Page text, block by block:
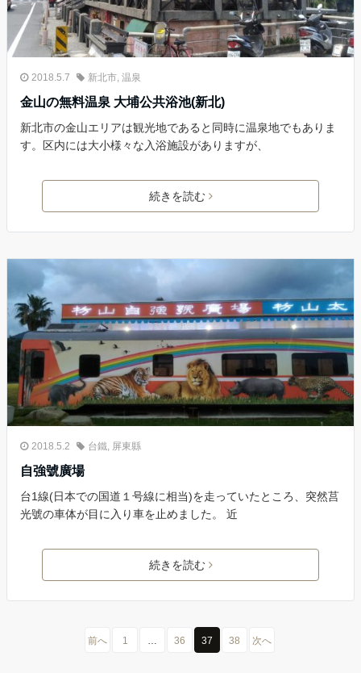
2018.5.7 新北市 温泉
金山の無料温泉 大埔公共浴池(新北)
新北市の金山エリアは観光地であると同時に温泉地でもありま
す。区内には大小様々な入浴施設がありますが、
続きを読む
2018.5.2 台鐵 屏東縣
自強號廣場
台1線(日本での国道１号線に相当)を走っていたところ、突然莒
光號の車体が目に入り車を止めました。 近
続きを読む
前へ 1 36 37 38 次へ